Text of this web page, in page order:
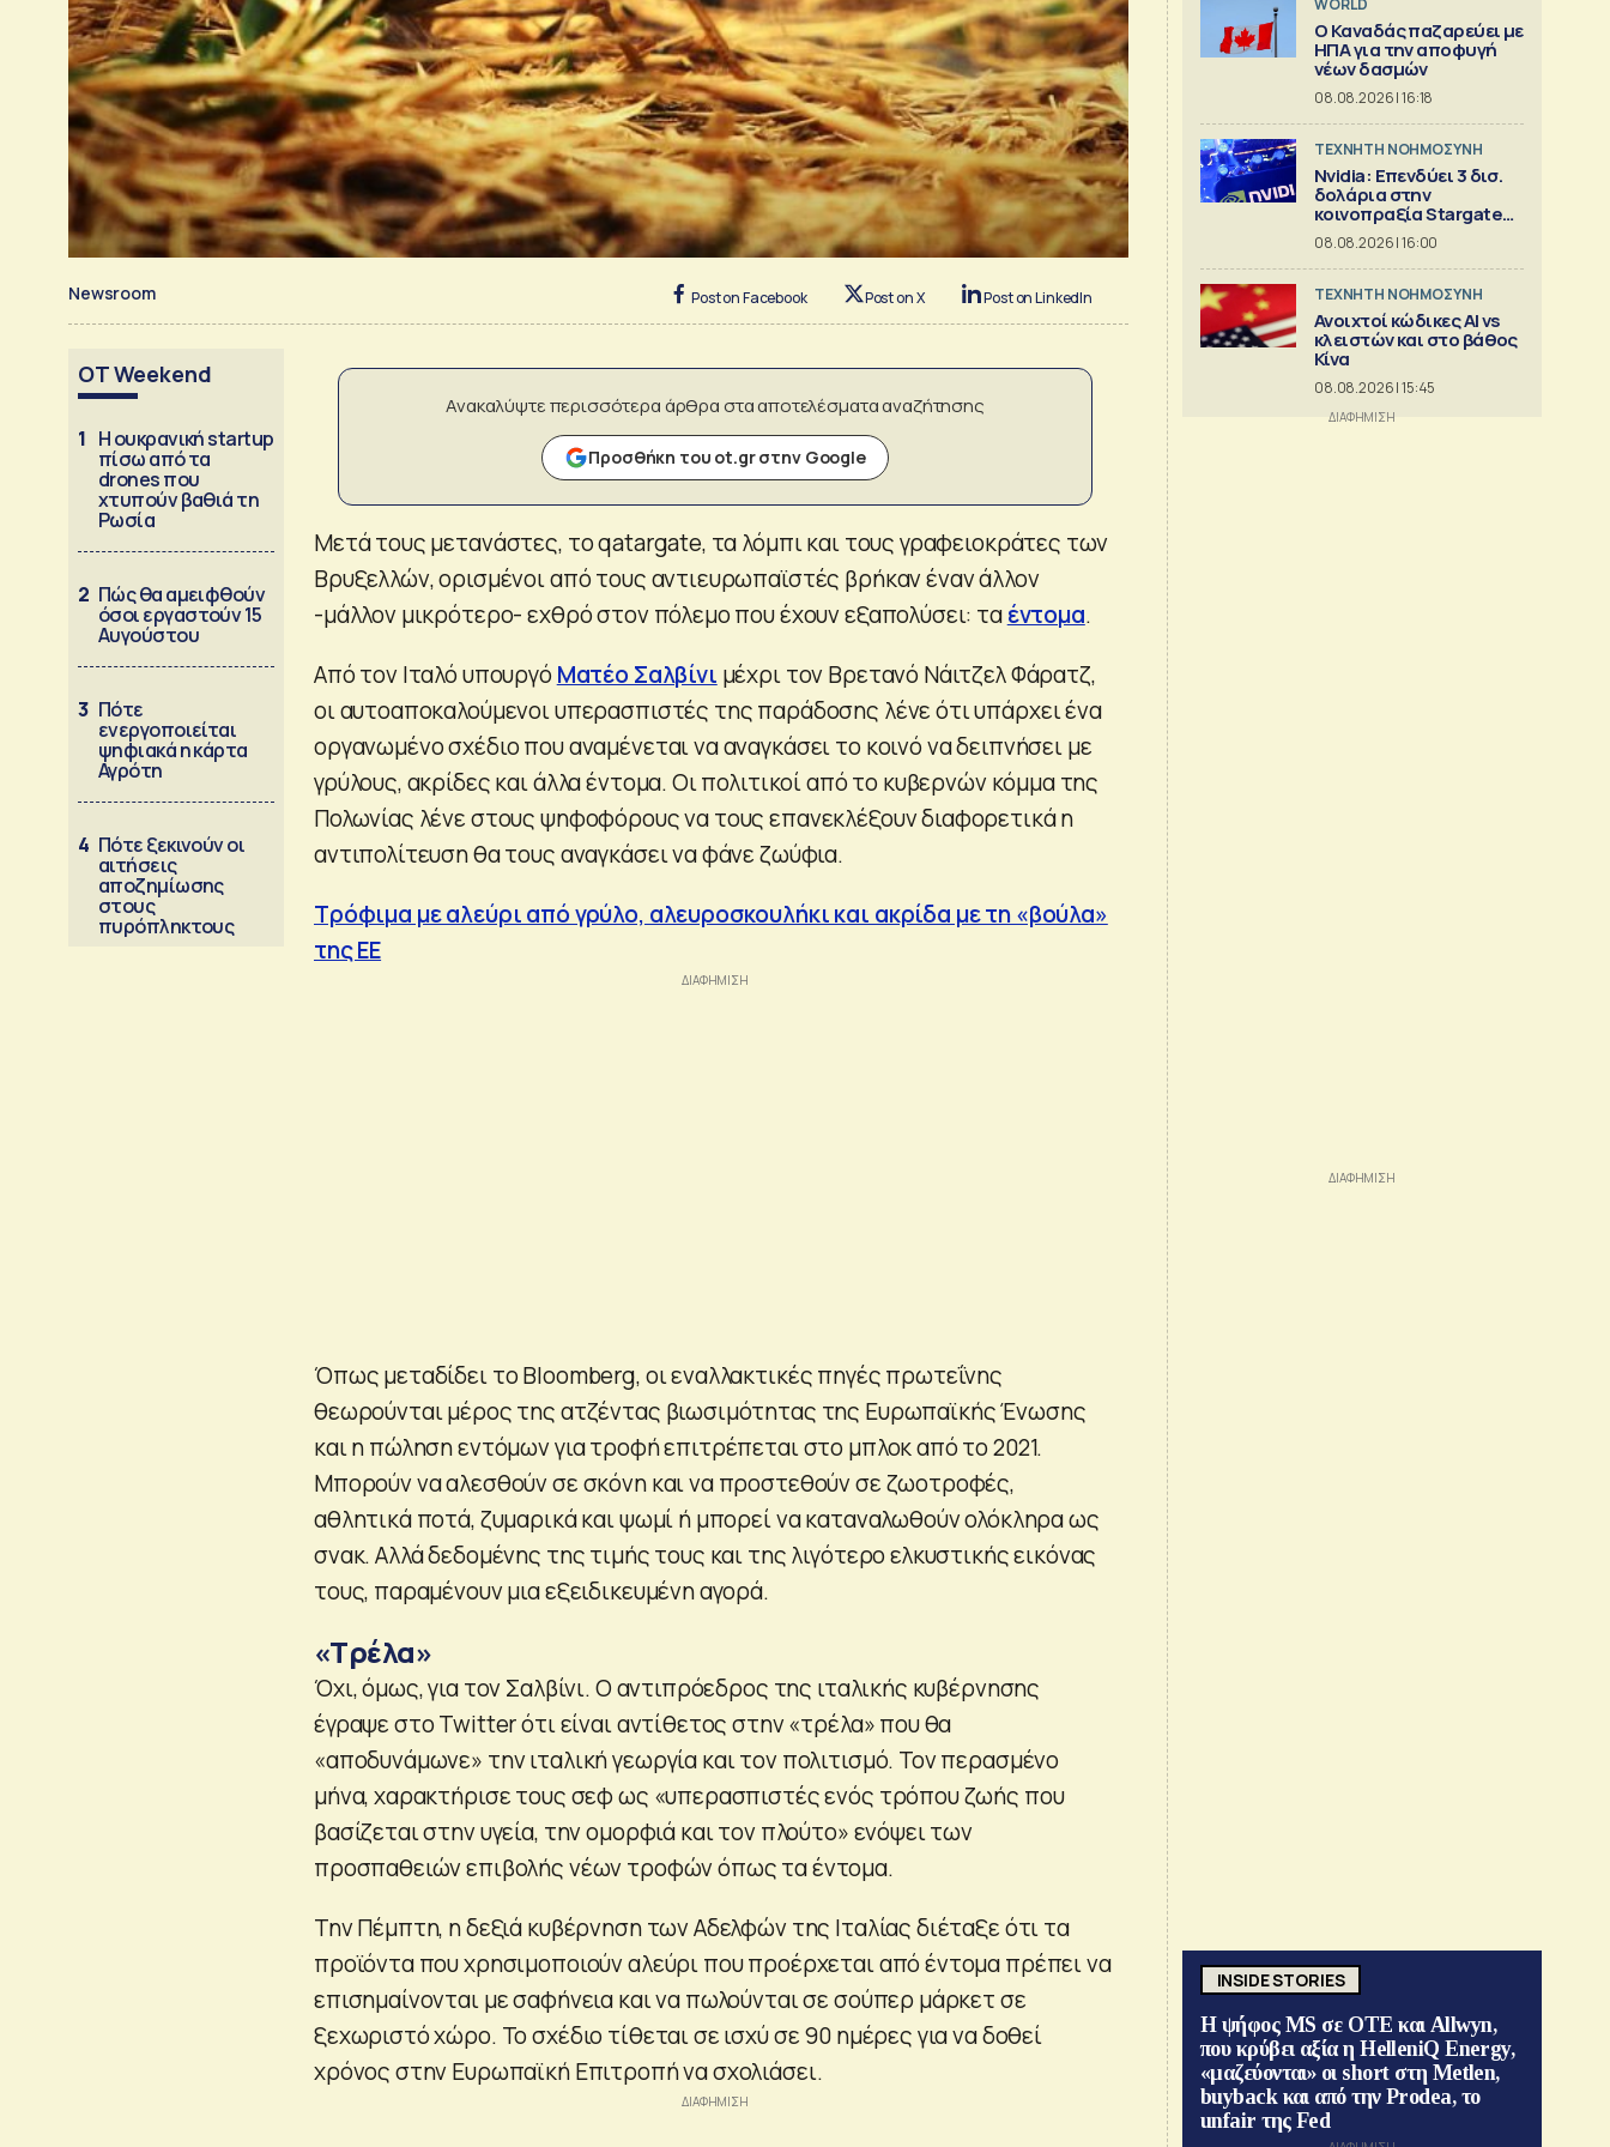
Newsroom Post on Facebook Post on X Post on LinkedIn
OT Weekend
1 Η ουκρανική startup
πίσω από τα
drones που
χτυπούν βαθιά τη
Ρωσία
2 Πώς θα αμειφθούν
όσοι εργαστούν 15
Αυγούστου
3 Πότε
ενεργοποιείται
ψηφιακά η κάρτα
Αγρότη
4 Πότε ξεκινούν οι
αιτήσεις
αποζημίωσης
στους
πυρόπληκτους
Ανακαλύψτε περισσότερα άρθρα στα αποτελέσματα αναζήτησης
Προσθήκη του ot.gr στην Google
Μετά τους μετανάστες, το qatargate, τα λόμπι και τους γραφειοκράτες των
Βρυξελλών, ορισμένοι από τους αντιευρωπαϊστές βρήκαν έναν άλλον
-μάλλον μικρότερο- εχθρό στον πόλεμο που έχουν εξαπολύσει: ταέντομα.
Από τον Ιταλό υπουργόΜατέο Σαλβίνι μέχρι τον Βρετανό Νάιτζελ Φάρατζ,
οι αυτοαποκαλούμενοι υπερασπιστές της παράδοσης λένε ότι υπάρχει ένα
οργανωμένο σχέδιο που αναμένεται να αναγκάσει το κοινό να δειπνήσει με
γρύλους, ακρίδες και άλλα έντομα. Οι πολιτικοί από το κυβερνών κόμμα της
Πολωνίας λένε στους ψηφοφόρους να τους επανεκλέξουν διαφορετικά η
αντιπολίτευση θα τους αναγκάσει να φάνε ζωύφια.
Τρόφιμα με αλεύρι από γρύλο, αλευροσκουλήκι και ακρίδα με τη «βούλα»
της ΕΕ
Όπως μεταδίδει το Bloomberg, oι εναλλακτικές πηγές πρωτεΐνης
θεωρούνται μέρος της ατζέντας βιωσιμότητας της Ευρωπαϊκής Ένωσης
και η πώληση εντόμων για τροφή επιτρέπεται στο μπλοκ από το 2021.
Μπορούν να αλεσθούν σε σκόνη και να προστεθούν σε ζωοτροφές,
αθλητικά ποτά, ζυμαρικά και ψωμί ή μπορεί να καταναλωθούν ολόκληρα ως
σνακ. Αλλά δεδομένης της τιμής τους και της λιγότερο ελκυστικής εικόνας
τους, παραμένουν μια εξειδικευμένη αγορά.
«Τρέλα»
Όχι, όμως, για τον Σαλβίνι. Ο αντιπρόεδρος της ιταλικής κυβέρνησης
έγραψε στο Twitter ότι είναι αντίθετος στην «τρέλα» που θα
«αποδυνάμωνε» την ιταλική γεωργία και τον πολιτισμό. Τον περασμένο
μήνα, χαρακτήρισε τους σεφ ως «υπερασπιστές ενός τρόπου ζωής που
βασίζεται στην υγεία, την ομορφιά και τον πλούτο» ενόψει των
προσπαθειών επιβολής νέων τροφών όπως τα έντομα.
Την Πέμπτη, η δεξιά κυβέρνηση των Αδελφών της Ιταλίας διέταξε ότι τα
προϊόντα που χρησιμοποιούν αλεύρι που προέρχεται από έντομα πρέπει να
επισημαίνονται με σαφήνεια και να πωλούνται σε σούπερ μάρκετ σε
ξεχωριστό χώρο. Το σχέδιο τίθεται σε ισχύ σε 90 ημέρες για να δοθεί
χρόνος στην Ευρωπαϊκή Επιτροπή να σχολιάσει.
WORLD
Ο Καναδάς παζαρεύει με
ΗΠΑ για την αποφυγή
νέων δασμών
08.08.2026 | 16:18
TΕΧΝΗΤΗ ΝΟΗΜΟΣΥΝΗ
Nvidia: Επενδύει 3 δισ.
δολάρια στην
κοινοπραξία Stargate
για κέντρα δεδομένων
08.08.2026 | 16:00
TΕΧΝΗΤΗ ΝΟΗΜΟΣΥΝΗ
Ανοιχτοί κώδικες AI vs
κλειστών και στο βάθος
Κίνα
08.08.2026 | 15:45
INSIDE STORIES
Η ψήφος MS σε ΟΤΕ και Allwyn,
που κρύβει αξία η HelleniQ Energy,
«μαζεύονται» οι short στη Metlen,
buyback και από την Prodea, το
unfair της Fed